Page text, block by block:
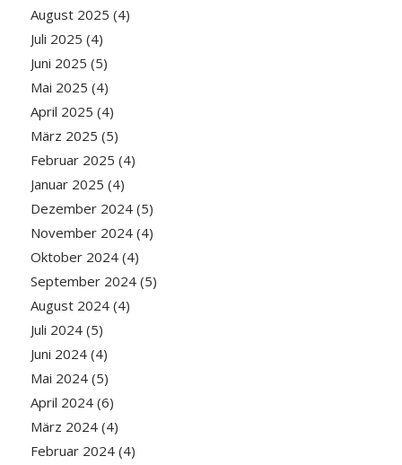
August 2025 (4)
Juli 2025 (4)
Juni 2025 (5)
Mai 2025 (4)
April 2025 (4)
März 2025 (5)
Februar 2025 (4)
Januar 2025 (4)
Dezember 2024(5)
November 2024(4)
Oktober 2024(4)
September 2024(5)
August 2024(4)
Juli 2024(5)
Juni 2024(4)
Mai 2024(5)
April 2024(6)
März 2024(4)
Februar 2024(4)